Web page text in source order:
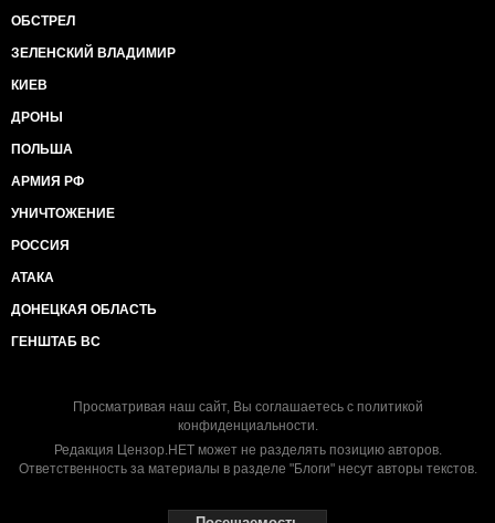
ОБСТРЕЛ
ЗЕЛЕНСКИЙ ВЛАДИМИР
КИЕВ
ДРОНЫ
ПОЛЬША
АРМИЯ РФ
УНИЧТОЖЕНИЕ
РОССИЯ
АТАКА
ДОНЕЦКАЯ ОБЛАСТЬ
ГЕНШТАБ ВС
Просматривая наш сайт, Вы соглашаетесь с политикой
конфиденциальности.
Редакция Цензор.НЕТ может не разделять позицию авторов.
Ответственность за материалы в разделе "Блоги" несут авторы текстов.